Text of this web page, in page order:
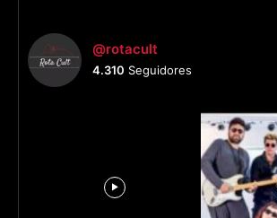
@rotacult
4.310 Seguidores